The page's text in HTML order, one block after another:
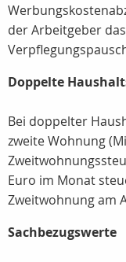
der Arbeitgeber
Doppelte
Bei doppelter
zweite Wohnung
Euro im Monat
Zweitwohnung am
Sachbezugswerte